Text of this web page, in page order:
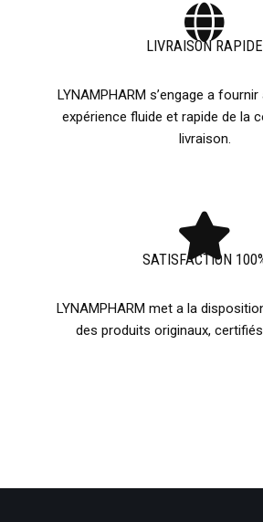
LIVRAISON RAPIDE
LYNAMPHARM s’engage a
expérience fluide et rapide de la
livraison.
SATISFACTION
LYNAMPHARM met a la
des produits originaux,